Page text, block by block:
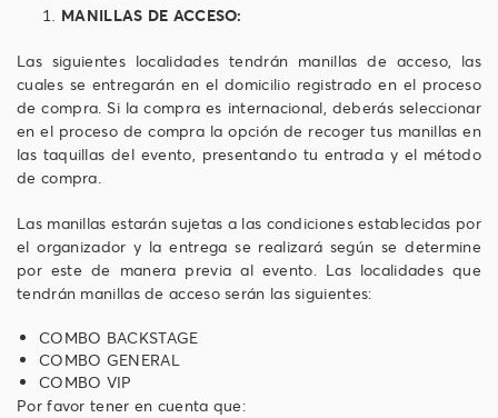
MANILLAS DE ACCESO:
Las siguientes localidades tendrán manillas de acceso, las
cuales se entregarán en el domicilio registrado en el proceso
de compra. Si la compra es internacional, deberás seleccionar
en el proceso de compra la opción de recoger tus manillas en
las taquillas del evento, presentando tu entrada y el método
de compra.
Las manillas estarán sujetas a las condiciones establecidas por
el organizador y la entrega se realizará según se determine
por este de manera previa al evento. Las localidades que
tendrán manillas de acceso serán las siguientes:
COMBO BACKSTAGE
COMBO GENERAL
COMBO VIP
Por favor tener en cuenta que: